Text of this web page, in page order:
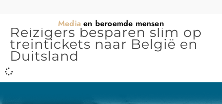
Mediaen beroemde mensen
Reizigers besparen slim op
treintickets naar België en
Duitsland